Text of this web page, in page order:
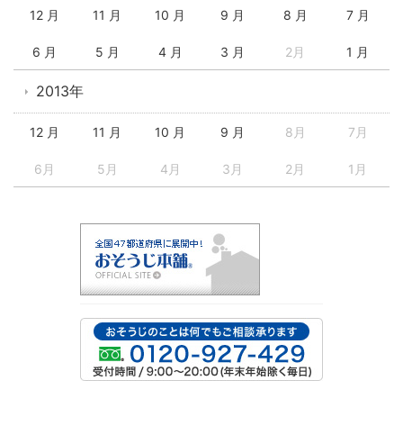
12 月 11 月 10 月 9 月 8 月 7 月
6 月 5 月 4 月 3 月 2月 1 月
2013年
12 月 11 月 10 月 9 月 8月 7月
6月 5月 4月 3月 2月 1月